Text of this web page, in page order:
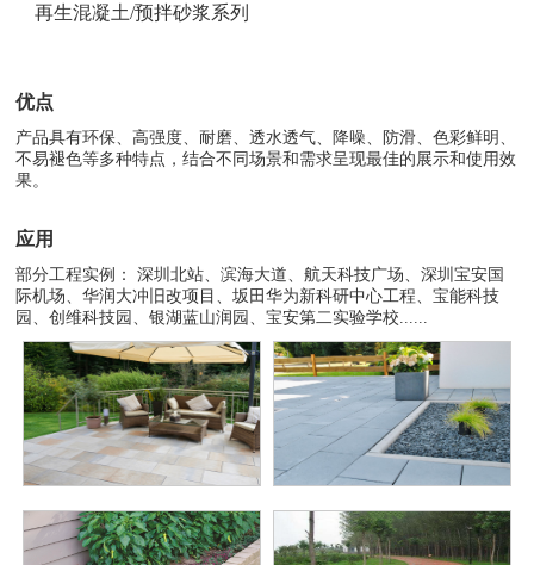
再生混凝土/预拌砂浆系列
优点
产品具有环保、高强度、耐磨、透水透气、降噪、防滑、色彩鲜明、
不易褪色等多种特点，结合不同场景和需求呈现最佳的展示和使用效
果。
应用
部分工程实例： 深圳北站、滨海大道、航天科技广场、深圳宝安国
际机场、华润大冲旧改项目、坂田华为新科研中心工程、宝能科技
园、创维科技园、银湖蓝山润园、宝安第二实验学校......